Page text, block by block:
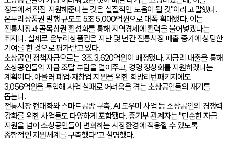
정부에서 직접 지원해준다는 것은 실질적인 도움이 될 것"이라고 말했다.
온누리상품권 발행 규모도 5조 5,000억원으로 대폭 확대됐다. 이는
전통시장과 골목상권 활성화를 통해 지역경제에 활력을 불어넣겠다는
취지다. 실제로 온누리상품권은 지난 몇 년간 전통시장 매출 증가에 상당한
기여를 한 것으로 평가받고 있다.
소상공인 정책자금으로는 3조 3,620억원이 배정됐다. 저금리 대출을 통해
소상공인들의 자금 조달 부담을 덜어주고, 경영 정상화를 지원하겠다는
계획이다. 아울러 폐업·재창업 지원을 위한 희망리턴패키지에도
3,056억원을 투입해 사업 실패로 어려움을 겪는 소상공인들의 재기를
돕는다.
전통시장 현대화와 스마트공방 구축, AI 도우미 사업 등 소상공인의 경쟁력
강화를 위한 사업들도 다양하게 포함됐다. 중기부 관계자는 "단순한 자금
지원을 넘어 소상공인들이 변화하는 시장환경에 적응할 수 있도록
종합적인 지원체계를 구축했다"고 설명했다.